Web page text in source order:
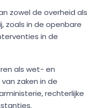
zowel de overheid als
zoals in de openbare
in de
als wet- en
zaken in de
rechterlijke